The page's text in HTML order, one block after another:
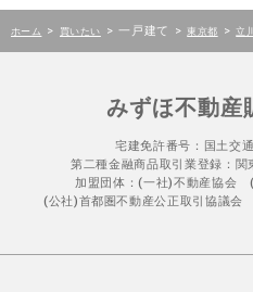
ホーム > 買いたい > 一戸建て > 東京都 > 立
みずほ不動産
宅建免許番号：国土交
第二種金融商品取引業登録：
加盟団体：(一社)不動産協会
(公社)首都圏不動産公正取引協議